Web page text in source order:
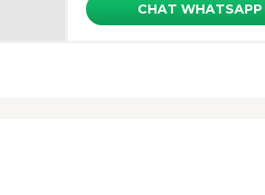
CHAT WHATSAPP